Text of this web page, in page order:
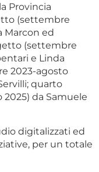
Provincia
(settembre
Marcon ed
(settembre
e Linda
2023-agosto
quarto
da Samuele
digitalizzati ed
per un totale